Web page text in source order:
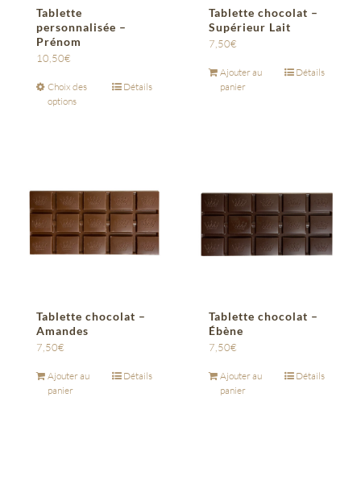
Tablette
personnalisée –
Prénom
10,50€
Choix des
options
Détails
Tablette chocolat –
Supérieur Lait
7,50€
Ajouter au
panier
Détails
Tablette chocolat –
Amandes
7,50€
Ajouter au
panier
Détails
Tablette chocolat –
Ébène
7,50€
Ajouter au
panier
Détails